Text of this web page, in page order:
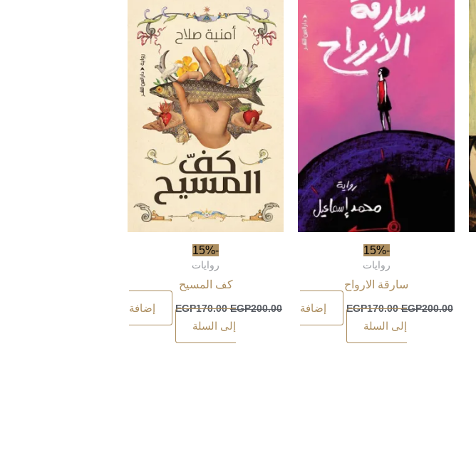
-15%
روايات
سارقة الارواح
EGP200.00
EGP170.00
إضافة
إلى السلة
-15%
روايات
كف المسيح
EGP200.00
EGP170.00
إضافة
إلى السلة